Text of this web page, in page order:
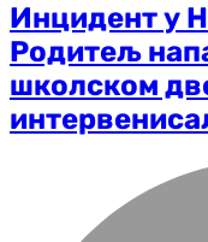
Инцидент у
Родитељ
школском